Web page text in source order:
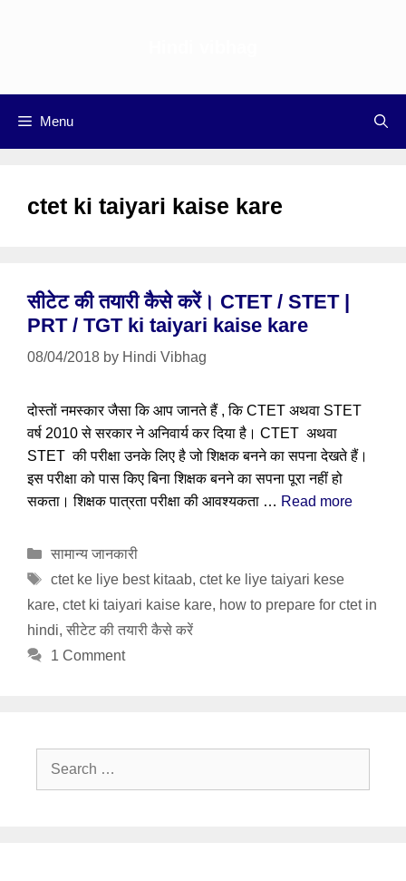
Menu
ctet ki taiyari kaise kare
सीटेट की तयारी कैसे करें। CTET / STET |
PRT / TGT ki taiyari kaise kare
08/04/2018 by Hindi Vibhag
दोस्तों नमस्कार जैसा कि आप जानते हैं , कि CTET अथवा STET
वर्ष 2010 से सरकार ने अनिवार्य कर दिया है। CTET अथवा
STET की परीक्षा उनके लिए है जो शिक्षक बनने का सपना देखते हैं।
इस परीक्षा को पास किए बिना शिक्षक बनने का सपना पूरा नहीं हो
सकता। शिक्षक पात्रता परीक्षा की आवश्यकता … Read more
Categories
सामान्य जानकारी
Tags
ctet ke liye best kitaab, ctet ke liye taiyari kese
kare, ctet ki taiyari kaise kare, how to prepare for ctet in
hindi, सीटेट की तयारी कैसे करें
1 Comment
Search